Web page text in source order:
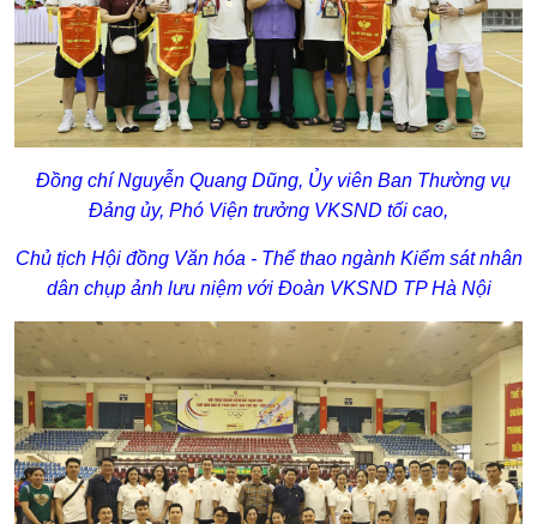
Đồng chí Nguyễn Quang Dũng, Ủy viên Ban Thường vụ
Đảng ủy, Phó Viện trưởng VKSND tối cao,
Chủ tịch Hội đồng Văn hóa - Thể thao ngành Kiểm sát nhân
dân chụp ảnh lưu niệm với Đoàn VKSND TP Hà Nội